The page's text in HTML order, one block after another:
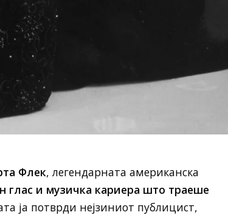
Флек, легендарната американска
глас и музичка кариера што траеше
ја потврди нејзиниот публицист,